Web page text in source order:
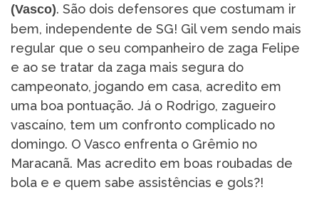
(Vasco). São dois defensores que costumam ir
bem, independente de SG! Gil vem sendo mais
regular que o seu companheiro de zaga Felipe
e ao se tratar da zaga mais segura do
campeonato, jogando em casa, acredito em
uma boa pontuação. Já o Rodrigo, zagueiro
vascaíno, tem um confronto complicado no
domingo. O Vasco enfrenta o Grêmio no
Maracanã. Mas acredito em boas roubadas de
bola e e quem sabe assistências e gols?!